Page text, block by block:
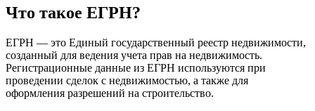
Что такое ЕГРН?
ЕГРН — это Единый государственный реестр недвижимости,
созданный для ведения учета прав на недвижимость.
Регистрационные данные из ЕГРН используются при
проведении сделок с недвижимостью, а также для
оформления разрешений на строительство.